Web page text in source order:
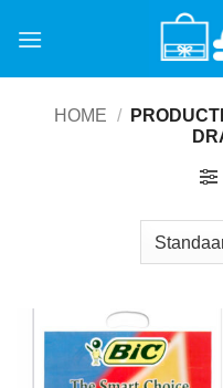
naar
HOME /